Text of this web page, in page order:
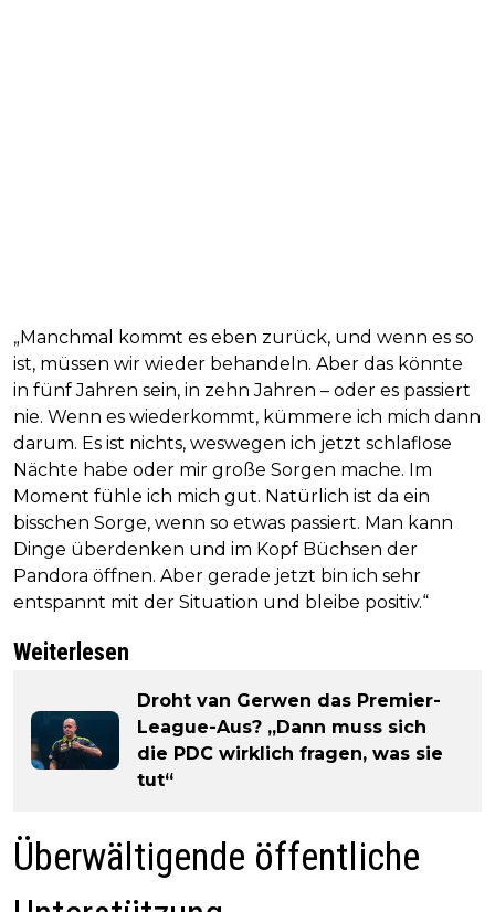
„Manchmal kommt es eben zurück, und wenn es so
ist, müssen wir wieder behandeln. Aber das könnte
in fünf Jahren sein, in zehn Jahren – oder es passiert
nie. Wenn es wiederkommt, kümmere ich mich dann
darum. Es ist nichts, weswegen ich jetzt schlaflose
Nächte habe oder mir große Sorgen mache. Im
Moment fühle ich mich gut. Natürlich ist da ein
bisschen Sorge, wenn so etwas passiert. Man kann
Dinge überdenken und im Kopf Büchsen der
Pandora öffnen. Aber gerade jetzt bin ich sehr
entspannt mit der Situation und bleibe positiv.“
Weiterlesen
Droht van Gerwen das Premier-
League-Aus? „Dann muss sich
die PDC wirklich fragen, was sie
tut“
Überwältigende öffentliche